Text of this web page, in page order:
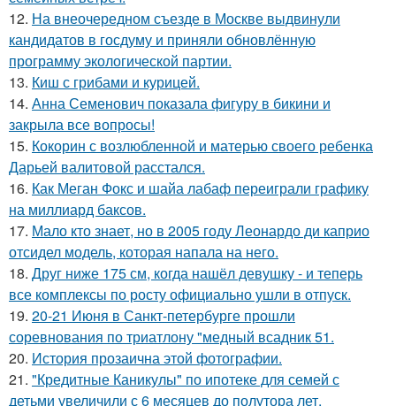
12. На внеочередном съезде в Москве выдвинули
кандидатов в госдуму и приняли обновлённую
программу экологической партии.
13. Киш с грибами и курицей.
14. Анна Семенович показала фигуру в бикини и
закрыла все вопросы!
15. Кокорин с возлюбленной и матерью своего ребенка
Дарьей валитовой расстался.
16. Как Меган Фокс и шайа лабаф переиграли графику
на миллиард баксов.
17. Мало кто знает, но в 2005 году Леонардо ди каприо
отсидел модель, которая напала на него.
18. Друг ниже 175 см, когда нашёл девушку - и теперь
все комплексы по росту официально ушли в отпуск.
19. 20-21 Июня в Санкт-петербурге прошли
соревнования по триатлону "медный всадник 51.
20. История прозаична этой фотографии.
21. "Кредитные Каникулы" по ипотеке для семей с
детьми увеличили с 6 месяцев до полутора лет.